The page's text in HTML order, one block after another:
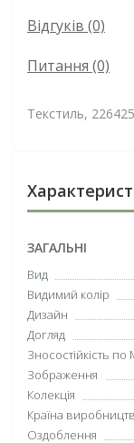
Відгуків (0)
Питання (0)
Текстиль,
ЗАГАЛЬНІ
Вид
Видимий колір
Дизайн
Догляд
Зносостійкість по
Зображення
Колекція
Країна
Оздоблення